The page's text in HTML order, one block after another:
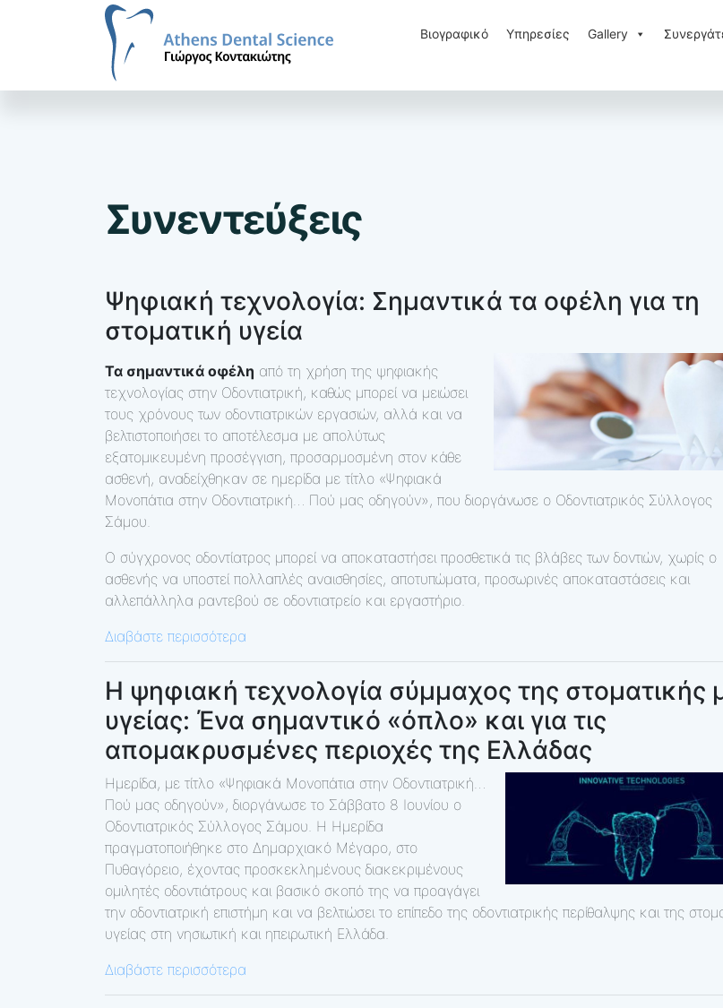
Βιογραφικό Υπηρεσίες Gallery
Συνεντεύξεις
Ψηφιακή τεχνολογία: Σημαντικά τα οφέλη για τη
στοματική υγεία
Τα σημαντικά οφέλη από τη χρήση της ψηφιακής
τεχνολογίας στην Οδοντιατρική, καθώς μπορεί να μειώσει
τους χρόνους των οδοντιατρικών εργασιών, αλλά και να
βελτιστοποιήσει το αποτέλεσμα με απολύτως
εξατομικευμένη προσέγγιση, προσαρμοσμένη στον κάθε
ασθενή, αναδείχθηκαν σε ημερίδα με τίτλο «Ψηφιακά
Μονοπάτια στην Οδοντιατρική… Πού μας οδηγούν», που διοργάνωσε ο Οδοντιατρικός Σύλλογος
Σάμου.
Ο σύγχρονος οδοντίατρος μπορεί να αποκαταστήσει προσθετικά τις βλάβες των δοντιών, χωρίς ο
ασθενής να υποστεί πολλαπλές αναισθησίες, αποτυπώματα, προσωρινές αποκαταστάσεις και
αλλεπάλληλα ραντεβού σε οδοντιατρείο και εργαστήριο.
Διαβάστε περισσότερα
Η ψηφιακή τεχνολογία σύμμαχος της στοματικής
υγείας: Ένα σημαντικό «όπλο» και για τις
απομακρυσμένες περιοχές της Ελλάδας
Ημερίδα, με τίτλο «Ψηφιακά Μονοπάτια στην Οδοντιατρική…
Πού μας οδηγούν», διοργάνωσε το Σάββατο 8 Ιουνίου ο
Οδοντιατρικός Σύλλογος Σάμου. Η Ημερίδα
πραγματοποιήθηκε στο Δημαρχιακό Μέγαρο, στο
Πυθαγόρειο, έχοντας προσκεκλημένους διακεκριμένους
ομιλητές οδοντιάτρους και βασικό σκοπό της να προαγάγει
την οδοντιατρική επιστήμη και να βελτιώσει το επίπεδο της οδοντιατρικής περίθαλψης και της
υγείας στη νησιωτική και ηπειρωτική Ελλάδα.
Διαβάστε περισσότερα